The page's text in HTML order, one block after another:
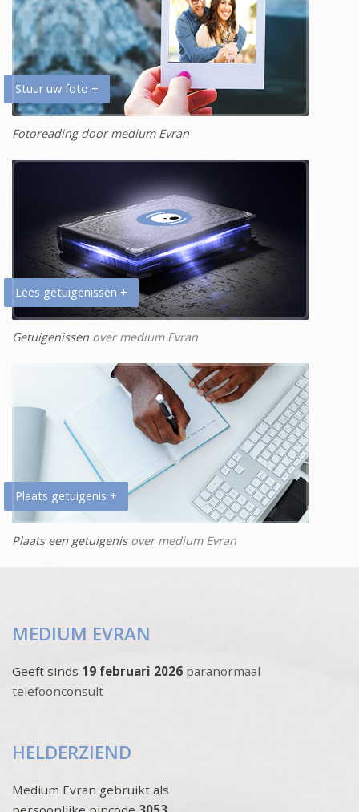
Stuur uw foto +
Fotoreading door medium Evran
Lees getuigenissen +
Getuigenissen over medium Evran
Plaats getuigenis +
Plaats een getuigenisover medium Evran
MEDIUM EVRAN
Geeft sinds 19 februari 2026 paranormaal
telefoonconsult
HELDERZIEND
Medium Evran gebruikt als